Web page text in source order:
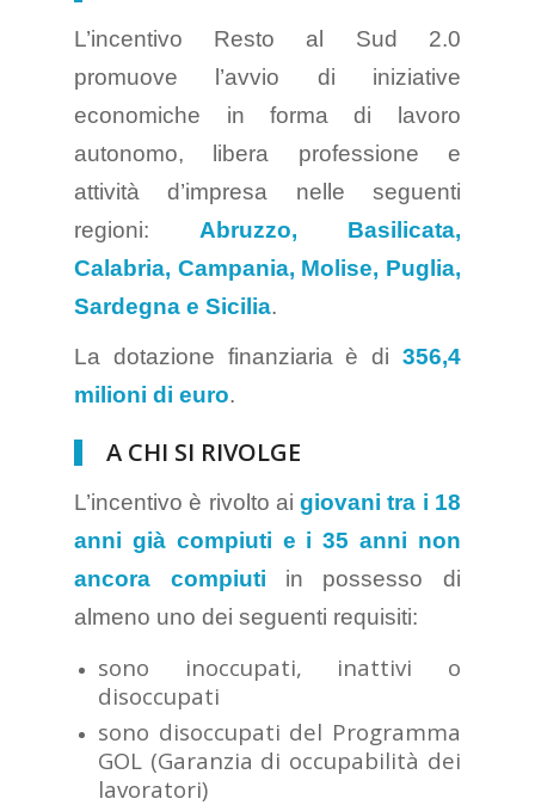
L’incentivo Resto al Sud 2.0
promuove l’avvio di iniziative
economiche in forma di lavoro
autonomo, libera professione e
attività d’impresa nelle seguenti
regioni: Abruzzo, Basilicata,
Calabria, Campania, Molise, Puglia,
Sardegna e Sicilia.
La dotazione finanziaria è di 356,4
milioni di euro.
A CHI SI RIVOLGE
L’incentivo è rivolto aigiovani tra i 18
anni già compiuti e i 35 anni non
ancora compiuti in possesso di
almeno uno dei seguenti requisiti:
sono inoccupati, inattivi o
disoccupati
sono disoccupati del Programma
GOL (Garanzia di occupabilità dei
lavoratori)